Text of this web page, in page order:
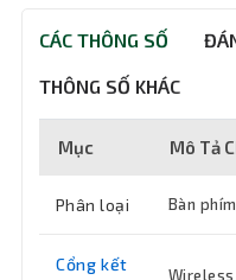
CÁC THÔNG SỐ
THÔNG SỐ KHÁC
Mục Mô Tả
Phân loại Bàn
Cổng kết